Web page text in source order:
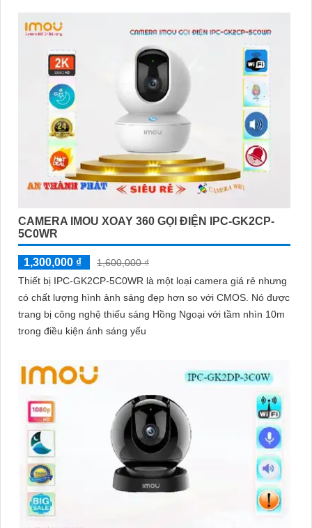
CAMERA IMOU XOAY 360 GỌI ĐIỆN IPC-GK2CP-
5C0WR
1,300,000 ₫
1,600,000 ₫
Thiết bị IPC-GK2CP-5C0WR là một loại camera giá rẻ nhưng
có chất lượng hình ảnh sáng đẹp hơn so với CMOS. Nó được
trang bị công nghệ thiếu sáng Hồng Ngoại với tầm nhìn 10m
trong điều kiện ánh sáng yếu